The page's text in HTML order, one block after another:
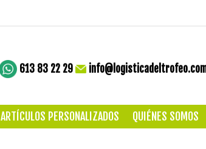
613 83 22 29
ARTÍCULOS PERSONALIZADOS QUIÉNES SOMOS